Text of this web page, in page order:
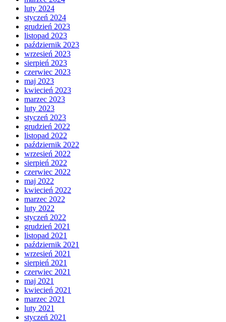
luty 2024
styczeń 2024
grudzień 2023
listopad 2023
październik 2023
wrzesień 2023
sierpień 2023
czerwiec 2023
maj 2023
kwiecień 2023
marzec 2023
luty 2023
styczeń 2023
grudzień 2022
listopad 2022
październik 2022
wrzesień 2022
sierpień 2022
czerwiec 2022
maj 2022
kwiecień 2022
marzec 2022
luty 2022
styczeń 2022
grudzień 2021
listopad 2021
październik 2021
wrzesień 2021
sierpień 2021
czerwiec 2021
maj 2021
kwiecień 2021
marzec 2021
luty 2021
styczeń 2021